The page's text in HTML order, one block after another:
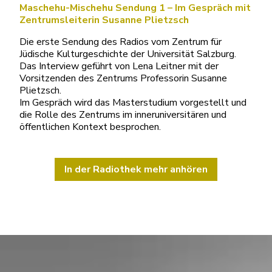
Maschehu-Mischehu Sendung 1 – Im Gespräch mit
Zentrumsleiterin Susanne Plietzsch
Die erste Sendung des Radios vom Zentrum für
Jüdische Kulturgeschichte der Universität Salzburg.
Das Interview geführt von Lena Leitner mit der
Vorsitzenden des Zentrums Professorin Susanne
Plietzsch.
Im Gespräch wird das Masterstudium vorgestellt und
die Rolle des Zentrums im inneruniversitären und
öffentlichen Kontext besprochen.
In der Radiothek mehr anhören